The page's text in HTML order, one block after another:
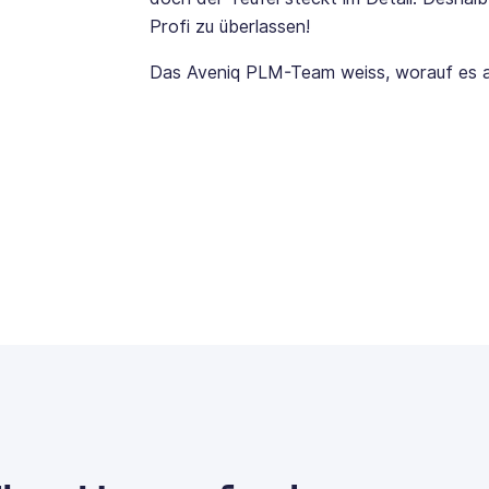
Profi zu überlassen!
Das Aveniq PLM-Team weiss, worauf es